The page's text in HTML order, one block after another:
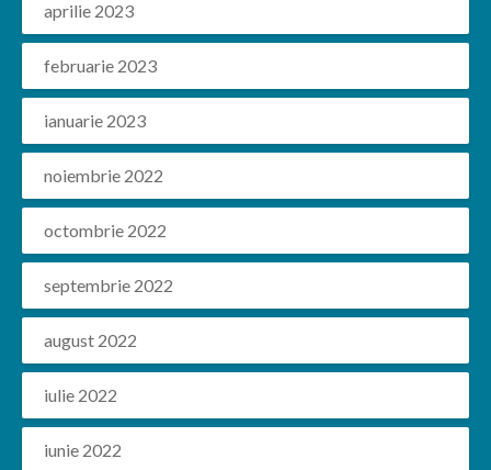
aprilie 2023
februarie 2023
ianuarie 2023
noiembrie 2022
octombrie 2022
septembrie 2022
august 2022
iulie 2022
iunie 2022